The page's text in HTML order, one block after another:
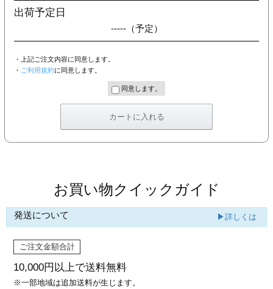
出荷予定日
-----（予定）
・上記ご注文内容に同意します。
・ ご利用規約に同意します。
同意します。
お買い物クイックガイド
発送について ▶詳しくは
ご注文金額合計
10,000円以上で送料無料
※一部地域は追加送料が生じます。